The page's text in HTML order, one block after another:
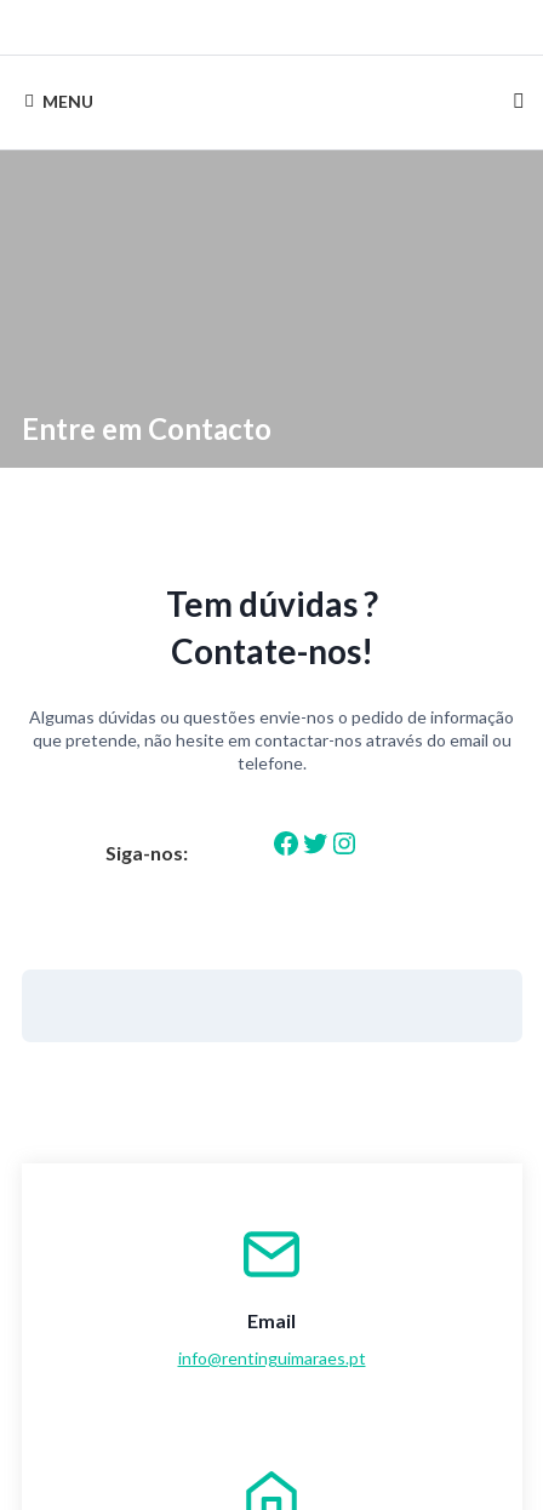
content
MENU
Entre em Contacto
Tem dúvidas ?
Contate-nos!
Algumas dúvidas ou questões envie-nos o pedido de informação
que pretende, não hesite em contactar-nos através do email ou
telefone.
Siga-nos: Facebook
Twitter
Instagram
Email
info@rentinguimaraes.pt